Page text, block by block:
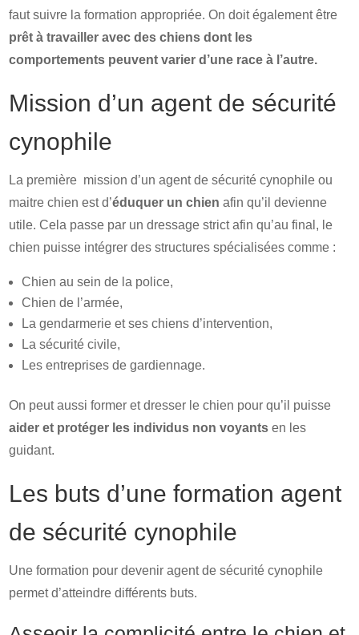
faut suivre la formation appropriée. On doit également être
prêt à travailler avec des chiens dont les
comportements peuvent varier d’une race à l’autre.
Mission d’un agent de sécurité
cynophile
La première mission d’un agent de sécurité cynophile ou
maitre chien est d’éduquer un chienafin qu’il devienne
utile. Cela passe par un dressage strict afin qu’au final, le
chien puisse intégrer des structures spécialisées comme :
Chien au sein de la police,
Chien de l’armée,
La gendarmerie et ses chiens d’intervention,
La sécurité civile,
Les entreprises de gardiennage.
On peut aussi former et dresser le chien pour qu’il puisse
aider et protéger les individus non voyants en les
guidant.
Les buts d’une formation agent
de sécurité cynophile
Une formation pour devenir agent de sécurité cynophile
permet d’atteindre différents buts.